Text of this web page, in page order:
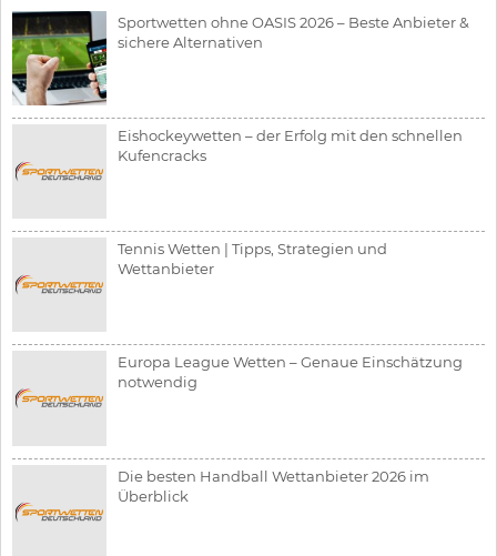
Sportwetten ohne OASIS 2026 – Beste Anbieter &
sichere Alternativen
Eishockeywetten – der Erfolg mit den schnellen
Kufencracks
Tennis Wetten | Tipps, Strategien und
Wettanbieter
Europa League Wetten – Genaue Einschätzung
notwendig
Die besten Handball Wettanbieter 2026 im
Überblick